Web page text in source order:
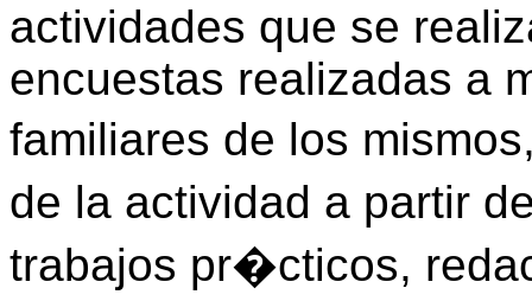
actividades que se
encuestas realizadas a
familiares de los
de la actividad a partir
trabajos pr�cticos,